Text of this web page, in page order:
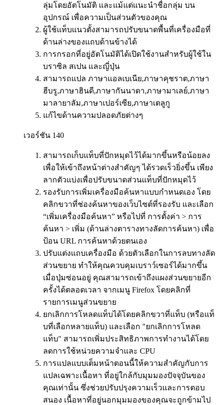
ลุ่มโดยอัตโนมัติ และแม้แต่แนะนำชื่อกลุ่ม บน
อุปกรณ์ เพื่อความเป็นส่วนตัวของคุณ
ผู้ใช้แท็บแนวตั้งสามารถปรับขนาดพื้นที่เครื่องมือที่
ด้านล่างของแถบด้านข้างได้
การกรอกที่อยู่อัตโนมัติได้เปิดใช้งานสำหรับผู้ใช้ใน
บราซิล สเปน และญี่ปุ่น
สามารถแปล ภาษาแอลเบเนีย,ภาษาคุชราต,ภาษา
ฮีบรู,ภาษาฮินดี,ภาษากันนาดา,ภาษามาเลย์,ภาษา
มาลายาลัม,ภาษาเปอร์เซีย,ภาษาเตลูกู
แก้ไขด้านความปลอดภัยต่างๆ
เวอร์ชัน 140
สามารถเก็บแท็บที่ปักหมุดไว้ได้มากขึ้นหรือน้อยลง
เพื่อให้เข้าถึงหน้าต่างสำคัญๆ ได้รวดเร็วยิ่งขึ้น เพียง
ลากตัวแบ่งเพื่อปรับขนาดส่วนแท็บที่ปักหมุดไว้
รองรับการเพิ่มเครื่องมือค้นหาแบบกำหนดเอง โดย
คลิกขวาที่ช่องค้นหาของเว็บไซต์ที่รองรับ และเลือก
“เพิ่มเครื่องมือค้นหา” หรือไปที่ การตั้งค่า > การ
ค้นหา > เพิ่ม (ด้านล่างตารางทางลัดการค้นหา) เพื่อ
ป้อน URL การค้นหาด้วยตนเอง
ปรับแต่งแถบเครื่องมือ ด้วยตัวเลือกในการลบทางลัด
ส่วนขยาย ทำให้คุณควบคุมเบราว์เซอร์ได้มากขึ้น
เมื่อปุ่มซ่อนอยู่ คุณสามารถเข้าถึงแผงส่วนขยายอีก
ครั้งได้ตลอดเวลา จากเมนู Firefox โดยคลิกที่
รายการเมนูส่วนขยาย
ยกเลิกการโหลดแท็บได้โดยคลิกขวาที่แท็บ (หรือแท็
บที่เลือกหลายแท็บ) และเลือก "ยกเลิกการโหลด
แท็บ" สามารถเพิ่มประสิทธิภาพการทำงานได้โดย
ลดการใช้หน่วยความจำและ CPU
การแปลแบบเต็มหน้าตอนนี้ให้ความสำคัญกับการ
แปลเฉพาะเนื้อหา ที่อยู่ใกล้กับมุมมองปัจจุบันของ
คุณเท่านั้น ซึ่งช่วยปรับปรุงความเร็วและการตอบ
สนอง เนื้อหาที่อยู่นอกมุมมองของคุณจะถูกข้ามไป